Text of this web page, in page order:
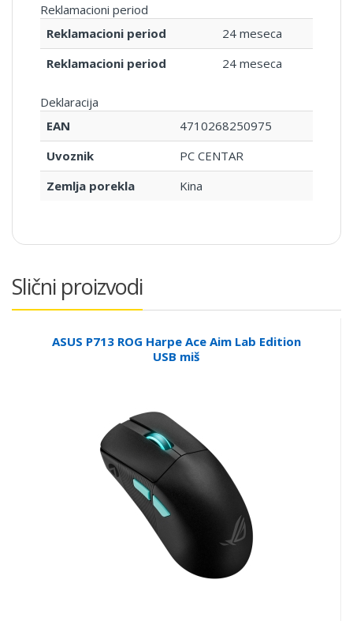
Reklamacioni period
Reklamacioni period
24 meseca
Reklamacioni period
24 meseca
Deklaracija
EAN
4710268250975
Uvoznik
PC CENTAR
Zemlja porekla
Kina
Slični proizvodi
ASUS P713 ROG Harpe Ace Aim Lab Edition
USB miš